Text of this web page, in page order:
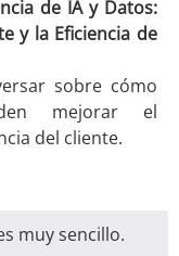
de IA y Datos:
y la Eficiencia de
sobre cómo
mejorar el
del cliente.
muy sencillo.